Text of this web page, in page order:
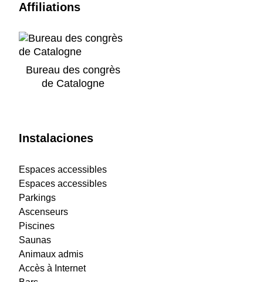
Affiliations
Bureau des congrès
de Catalogne
Instalaciones
Espaces accessibles
Espaces accessibles
Parkings
Ascenseurs
Piscines
Saunas
Animaux admis
Accès à Internet